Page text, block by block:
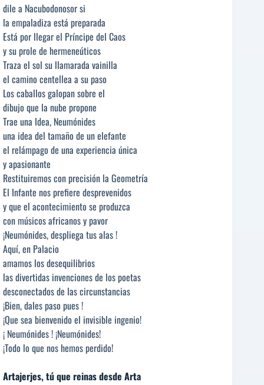
dile a Nacubodonosor si
la empaladiza está preparada
Está por llegar el Príncipe del Caos
y su prole de hermeneúticos
Traza el sol su llamarada vainilla
el camino centellea a su paso
Los caballos galopan sobre el
dibujo que la nube propone
Trae una Idea, Neumónides
una idea del tamaño de un elefante
el relámpago de una experiencia única
y apasionante
Restituiremos con precisión la Geometría
El Infante nos prefiere desprevenidos
y que el acontecimiento se produzca
con músicos africanos y pavor
¡Neumónides, despliega tus alas !
Aquí, en Palacio
amamos los desequilibrios
las divertidas invenciones de los poetas
desconectados de las circunstancias
¡Bien, dales paso pues !
¡Que sea bienvenido el invisible ingenio!
¡ Neumónides ! ¡Neumónides!
¡Todo lo que nos hemos perdido!
Artajerjes, tú que reinas desde Arta